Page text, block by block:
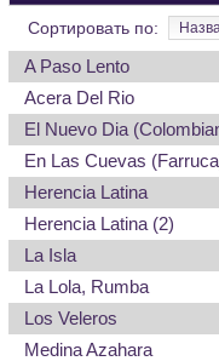
Сортировать по:
A Paso Lento
Acera Del Rio
El Nuevo Dia
En Las Cuevas
Herencia Latina
Herencia Latina (2)
La Isla
La Lola, Rumba
Los Veleros
Medina Azahara